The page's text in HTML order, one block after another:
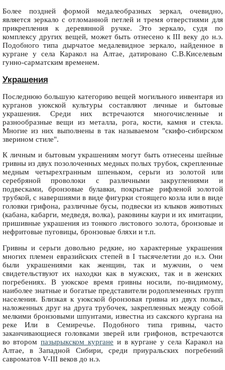
Более поздней формой медалеобразных зеркал, очевидно,
является зеркало с отломанной петлей и тремя отверстиями для
прикрепления к деревянной ручке. Это зеркало, судя по
комплексу других вещей, может быть отнесено к III веку до н.э.
Подобного типа дырчатое медалевидное зеркало, найденное в
кургане у села Каракол на Алтае, датировано С.В.Киселевым
гунно-сарматским временем.
Украшения
Последнюю большую категорию вещей могильного инвентаря из
курганов уюкской культуры составляют личные и бытовые
украшения. Среди них встречаются многочисленные и
разнообразные вещи из металла, рога, кости, камня и стекла.
Многие из них выполнены в так называемом "скифо-сибирском
зверином стиле".
К личным и бытовым украшениям могут быть отнесены шейные
гривны из двух позолоченных медных полых трубок, скрепленные
медным четырехгранным шпеньком, серьги из золотой или
серебряной проволоки с различными закруглениями и
подвесками, бронзовые булавки, покрытые рифленой золотой
трубкой, с навершиями в виде фигурки стоящего козла или в виде
головки грифона, различные бусы, подвески из клыков животных
(кабана, кабарги, медведя, волка), раковины каури и их имитации,
пришивные украшения из тонкого листового золота, бронзовые и
нефритовые пуговицы, бронзовые бляхи и т.п.
Гривны и серьги довольно редкие, но характерные украшения
многих племен евразийских степей в I тысячелетии до н.э. Они
были украшениями как женщин, так и мужчин, о чем
свидетельствуют их находки как в мужских, так и в женских
погребениях. В уюкское время гривны носили, по-видимому,
наиболее знатные и богатые представители родоплеменных групп
населения. Близкая к уюкской бронзовая гривна из двух полых,
наложенных друг на друга трубочек, закрепленных между собой
мелкими бронзовыми шпунтами, известна из сакского кургана на
реке Или в Семиречье. Подобного типа гривны, часто
заканчивающиеся головками зверей или грифонов, встречаются
во второмпазырыкском кургане и в кургане у села Каракол на
Алтае, в Западной Сибири, среди приуральских погребений
савроматов V-III веков до н.э.